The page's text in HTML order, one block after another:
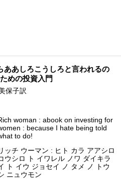
ああしろこうしろと言われるの
めの投資入門
保子訳
woman : abook on investing for
: because I hate being told
to do!
ッチ ウーマン : ヒト カラ アアシロ
ウシロ ト イワレル ノワ ダイキラ
ト イウ ジョセイ ノ タメ ノ トウ
ニュウモン